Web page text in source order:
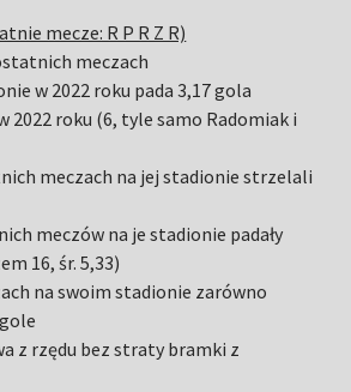
mecze: R P R Z R)
meczach
w 2022 roku pada 3,17 gola
2022 roku (6, tyle samo Radomiak i
meczach na jej stadionie strzelali
meczów na je stadionie padały
16, śr. 5,33)
na swoim stadionie zarówno
z rzędu bez straty bramki z